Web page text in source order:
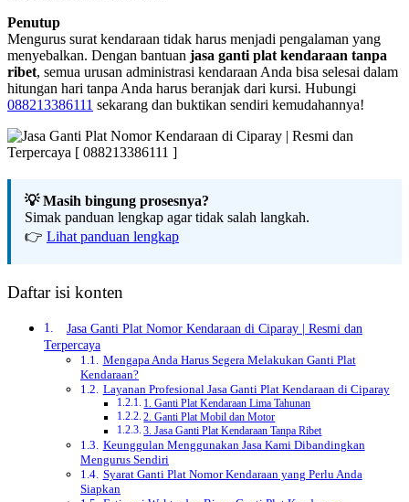
Penutup
Mengurus surat kendaraan tidak harus menjadi pengalaman yang
menyebalkan. Dengan bantuan jasa ganti plat kendaraan tanpa
ribet, semua urusan administrasi kendaraan Anda bisa selesai dalam
hitungan hari tanpa Anda harus beranjak dari kursi. Hubungi
088213386111 sekarang dan buktikan sendiri kemudahannya!
💡 Masih bingung prosesnya?
Simak panduan lengkap agar tidak salah langkah.
👉 Lihat panduan lengkap
Daftar isi konten
Jasa Ganti Plat Nomor Kendaraan di Ciparay | Resmi dan
Terpercaya
Mengapa Anda Harus Segera Melakukan Ganti Plat
Kendaraan?
Layanan Profesional Jasa Ganti Plat Kendaraan di Ciparay
1. Ganti Plat Kendaraan Lima Tahunan
2. Ganti Plat Mobil dan Motor
3. Jasa Ganti Plat Kendaraan Tanpa Ribet
Keunggulan Menggunakan Jasa Kami Dibandingkan
Mengurus Sendiri
Syarat Ganti Plat Nomor Kendaraan yang Perlu Anda
Siapkan